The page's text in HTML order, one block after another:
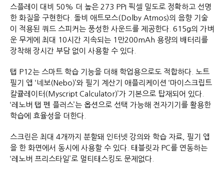
스플레이 대비 50% 더 높은 273 PPI 픽셀 밀도로 정확하고 선명
한 화질을 구현한다. 돌비 애트모스(Dolby Atmos)의 음향 기술
이 적용된 쿼드 스피커는 풍성한 사운드를 제공한다. 615g의 가벼
운 무게에 최대 10시간 지속되는 1만200mAh 용량의 배터리를
장착해 장시간 부담 없이 사용할 수 있다.
탭 P12는 스마트 학습 기능을 더해 학업용으로도 적합하다. 노트
필기 앱 ‘네보(Nebo)’와 필기 계산기 애플리케이션 ‘마이스크립트
칼큘레이터(Myscript Calculator)’가 기본으로 탑재되어 있다.
‘레노버 탭 펜 플러스’는 옵션으로 선택 가능해 전자기기를 활용한
학습에 효율성을 더한다.
스크린은 최대 4개까지 분할돼 인터넷 강의와 학습 자료, 필기 앱
을 한 화면에서 동시에 사용할 수 있다. 태블릿과 PC를 연동하는
‘레노버 프리스타일’로 멀티태스킹도 문제없다.